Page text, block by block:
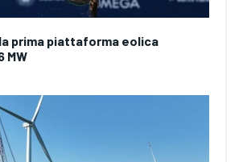
prima piattaforma eolica
MW